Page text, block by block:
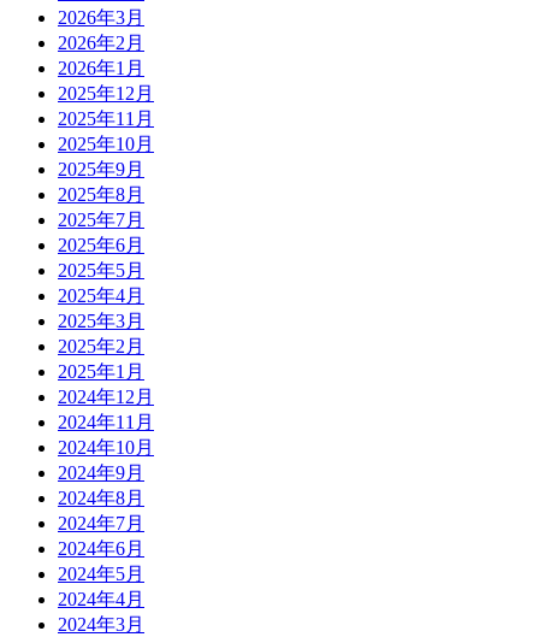
2026年3月
2026年2月
2026年1月
2025年12月
2025年11月
2025年10月
2025年9月
2025年8月
2025年7月
2025年6月
2025年5月
2025年4月
2025年3月
2025年2月
2025年1月
2024年12月
2024年11月
2024年10月
2024年9月
2024年8月
2024年7月
2024年6月
2024年5月
2024年4月
2024年3月